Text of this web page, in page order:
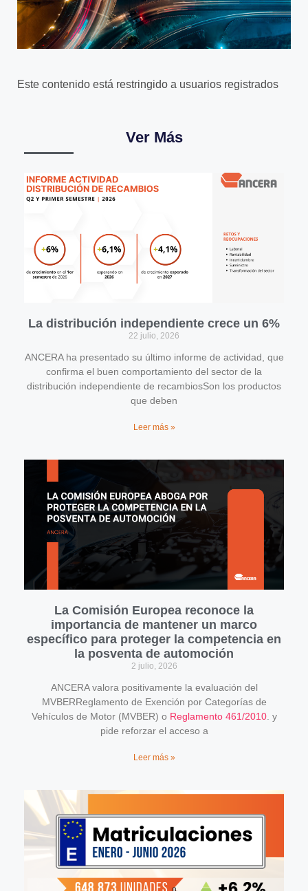
Este contenido está restringido a usuarios registrados
Ver Más
La distribución independiente crece un 6%
22 julio, 2026
ANCERA ha presentado su último informe de actividad, que
confirma el buen comportamiento del sector de la
distribución independiente de recambiosSon los productos
que deben
Leer más »
La Comisión Europea reconoce la
importancia de mantener un marco
específico para proteger la competencia en
la posventa de automoción
2 julio, 2026
ANCERA valora positivamente la evaluación del
MVBERReglamento de Exención por Categorías de
Vehículos de Motor (MVBER) o Reglamento 461/2010. y
pide reforzar el acceso a
Leer más »